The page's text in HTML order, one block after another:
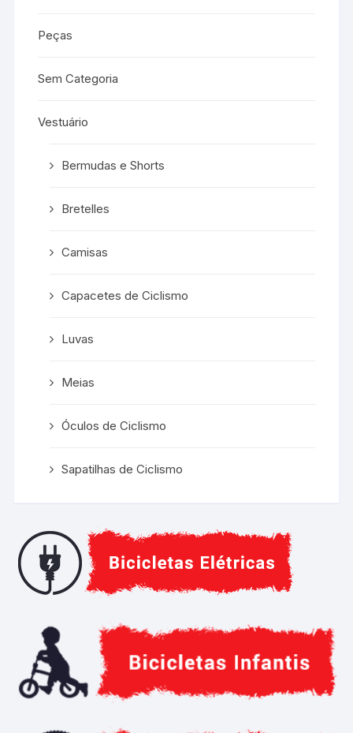
Peças
Sem Categoria
Vestuário
Bermudas e Shorts
Bretelles
Camisas
Capacetes de Ciclismo
Luvas
Meias
Óculos de Ciclismo
Sapatilhas de Ciclismo